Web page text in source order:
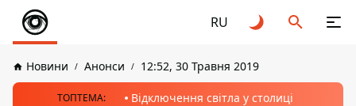
RU
Новини Анонси 12:52, 30 Травня 2019
ТОПТЕМА: Відключення світла у столиці